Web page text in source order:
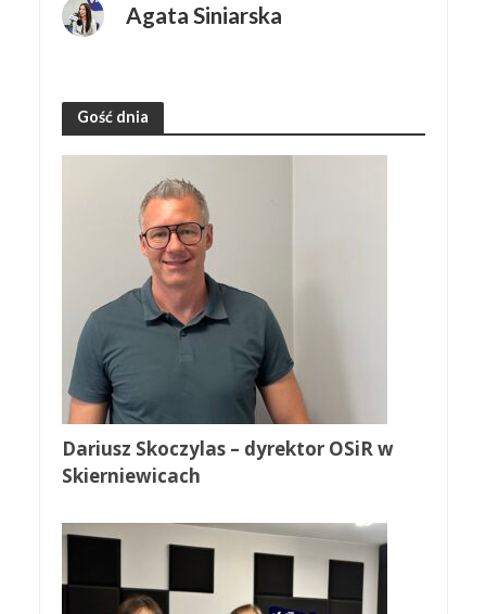
Agata Siniarska
Gość dnia
Dariusz Skoczylas – dyrektor OSiR w
Skierniewicach